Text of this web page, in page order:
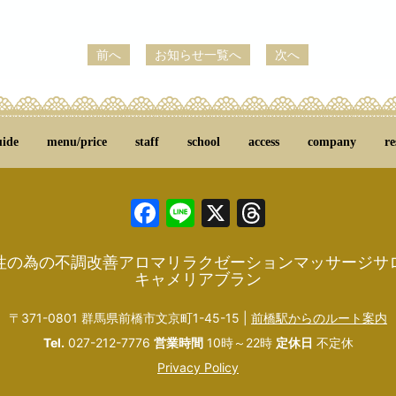
前へ お知らせ一覧へ 次へ
menu/price staff school access company
Facebook
Line
X
の為の不調改善アロマリラクゼーションマッサージサ
キャメリアブラン
〒371-0801 群馬県前橋市文京町1-45-15 | 前橋駅からのルート案内
Tel. 027-212-7776 営業時間10時～22時 定休日 不定休
Privacy Policy